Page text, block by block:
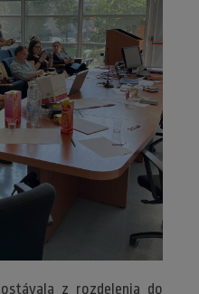
z rozdelenia do